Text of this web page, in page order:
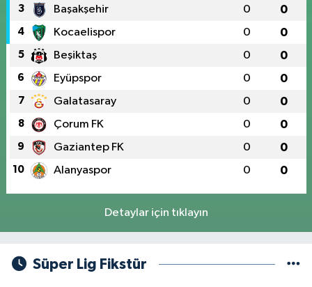
3 Başakşehir 0 0
4 Kocaelispor 0 0
5 Beşiktaş 0 0
6 Eyüpspor 0 0
7 Galatasaray 0 0
8 Çorum FK 0 0
9 Gaziantep FK 0 0
10 Alanyaspor 0 0
Detaylar için tıklayın
Süper Lig Fikstür